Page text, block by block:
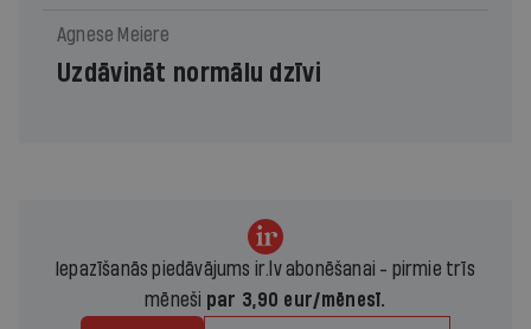
Agnese Meiere
Uzdāvināt normālu dzīvi
Iepazīšanās piedāvājums ir.lv abonēšanai - pirmie trīs
mēneši par 3,90 eur/mēnesī.